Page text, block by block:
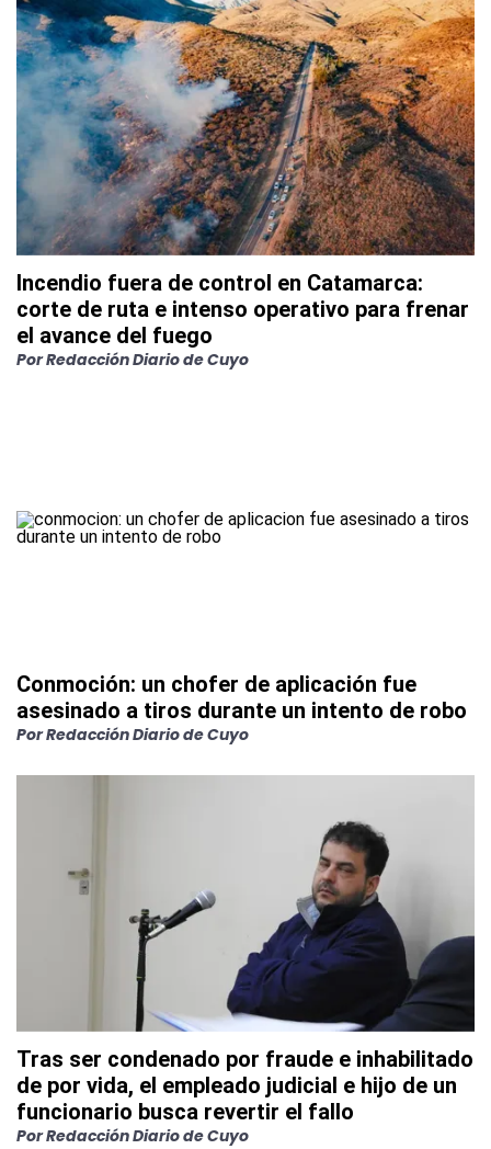
Incendio fuera de control en Catamarca:
corte de ruta e intenso operativo para frenar
el avance del fuego
PorRedacción Diario de Cuyo
Conmoción: un chofer de aplicación fue
asesinado a tiros durante un intento de robo
PorRedacción Diario de Cuyo
Tras ser condenado por fraude e inhabilitado
de por vida, el empleado judicial e hijo de un
funcionario busca revertir el fallo
PorRedacción Diario de Cuyo